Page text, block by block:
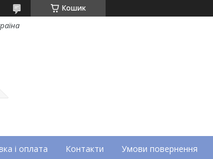
Кошик
і оплата Контакти Умови повернення